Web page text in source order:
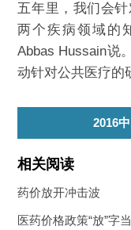
五年里，我们会
两个疾病领域的
Abbas Hussain说
动针对公共医疗的
2016
相关阅读
药价放开冲击波
医药价格政策“放”字